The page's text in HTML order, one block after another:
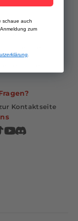
von
Kontaktseite
schaue auch
zum